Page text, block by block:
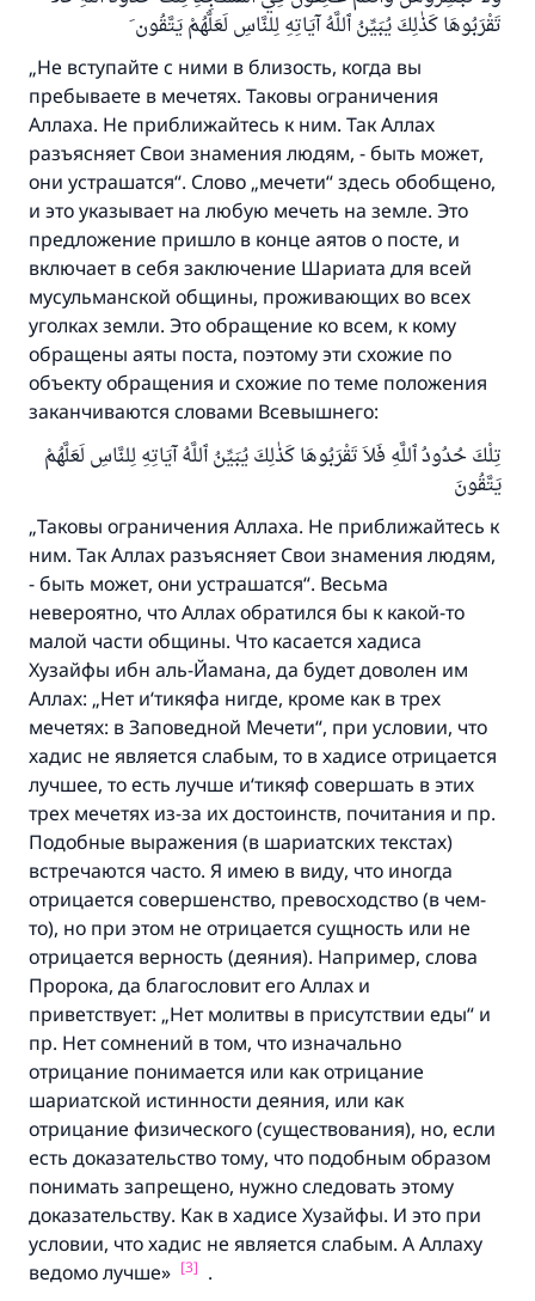
تَقْرَبُوهَا كَذٰلِكَ يُبَيِّنُ ٱللَّهُ آيَاتِهِ لِلنَّاسِ لَعَلَّهُمْ يَتَّقُون َ
„Не вступайте с ними в близость, когда вы
пребываете в мечетях. Таковы ограничения
Аллаха. Не приближайтесь к ним. Так Аллах
разъясняет Свои знамения людям, - быть может,
они устрашатся“. Слово „мечети“ здесь обобщено,
и это указывает на любую мечеть на земле. Это
предложение пришло в конце аятов о посте, и
включает в себя заключение Шариата для всей
мусульманской общины, проживающих во всех
уголках земли. Это обращение ко всем, к кому
обращены аяты поста, поэтому эти схожие по
объекту обращения и схожие по теме положения
заканчиваются словами Всевышнего:
تِلْكَ حُدُودُ ٱللَّهِ فَلاَ تَقْرَبُوهَا كَذٰلِكَ يُبَيِّنُ ٱللَّهُ آيَاتِهِ لِلنَّاسِ لَعَلَّهُمْ
يَتَّقُونَ
„Таковы ограничения Аллаха. Не приближайтесь к
ним. Так Аллах разъясняет Свои знамения людям,
- быть может, они устрашатся“. Весьма
невероятно, что Аллах обратился бы к какой-то
малой части общины. Что касается хадиса
Хузайфы ибн аль-Йамана, да будет доволен им
Аллах: „Нет и‘тикяфа нигде, кроме как в трех
мечетях: в Заповедной Мечети“, при условии, что
хадис не является слабым, то в хадисе отрицается
лучшее, то есть лучше и‘тикяф совершать в этих
трех мечетях из-за их достоинств, почитания и пр.
Подобные выражения (в шариатских текстах)
встречаются часто. Я имею в виду, что иногда
отрицается совершенство, превосходство (в чем-
то), но при этом не отрицается сущность или не
отрицается верность (деяния). Например, слова
Пророка, да благословит его Аллах и
приветствует: „Нет молитвы в присутствии еды“ и
пр. Нет сомнений в том, что изначально
отрицание понимается или как отрицание
шариатской истинности деяния, или как
отрицание физического (существования), но, если
есть доказательство тому, что подобным образом
понимать запрещено, нужно следовать этому
доказательству. Как в хадисе Хузайфы. И это при
условии, что хадис не является слабым. А Аллаху
ведомо лучше» [3] .
брак.
Помогите нам предоставить ответы Умме
Посланник Аллаха, мир ему и
благословение, сказал:
«Указавшему на благое (полагается) такая
же награда как и совершившему его»
(МУСЛИМ, № 1893).
Участвуйте сейчас!